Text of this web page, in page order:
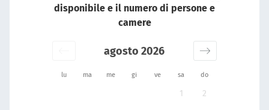
disponibile e il numero di persone e
camere
lu ma me gi ve sa do
agosto 2026
1 2